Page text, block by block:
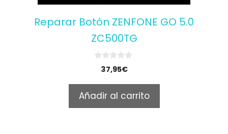
Reparar Botón ZENFONE GO 5.0
ZC500TG
o
f
5
37,95€
Añadir al carrito